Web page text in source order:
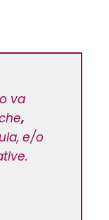
va
,
e/o